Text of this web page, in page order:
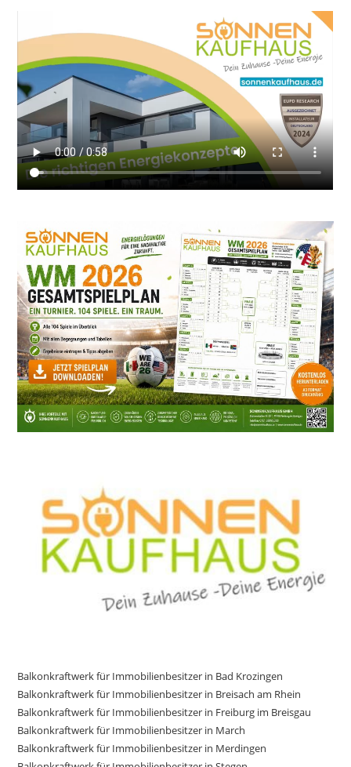
Balkonkraftwerk für Immobilienbesitzer in Bad Krozingen
Balkonkraftwerk für Immobilienbesitzer in Breisach am Rhein
Balkonkraftwerk für Immobilienbesitzer in Freiburg im Breisgau
Balkonkraftwerk für Immobilienbesitzer in March
Balkonkraftwerk für Immobilienbesitzer in Merdingen